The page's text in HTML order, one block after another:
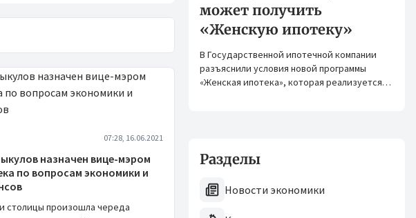
07:28, 16.06.2021
назначен вице-мэром
по вопросам экономики и
столицы произошла череда
может получить
«Женскую ипотеку»
В Государственной ипотечной компании
разъяснили условия новой программы
«Женская ипотека», которая реализуется
Разделы
Новости экономики